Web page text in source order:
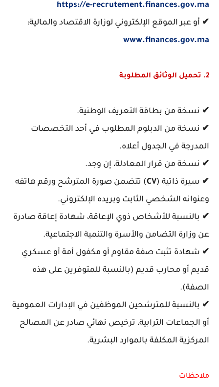
https://e-recrutement.finances.gov.ma
✔ أو عبر الموقع الإلكتروني لوزارة الاقتصاد والمالية:
www.finances.gov.ma
2. تحميل الوثائق المطلوبة
✔ نسخة من بطاقة التعريف الوطنية.
✔ نسخة من الدبلوم المطلوب في أحد التخصصات
المدرجة في الجدول أعلاه.
✔ نسخة من قرار المعادلة، إن وجد.
✔ سيرة ذاتية (CV) تتضمن صورة المترشح ورقم هاتفه
وعنوانه الشخصي الثابت وبريده الإلكتروني.
✔ بالنسبة للأشخاص ذوي الإعاقة، شهادة إعاقة صادرة
عن وزارة التضامن والأسرة والتنمية الاجتماعية.
✔ شهادة تثبت صفة مقاوم أو مكفول أمة أو عسكري
قديم أو محارب قديم (بالنسبة للمتوفرين على هذه
الصفة).
✔ بالنسبة للمترشحين الموظفين في الإدارات العمومية
أو الجماعات الترابية، ترخيص نهائي صادر عن المصالح
المركزية المكلفة بالموارد البشرية.
ملاحظات